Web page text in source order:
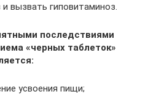
вызвать гиповитаминоз.
последствиями
«черных таблеток»
усвоения пищи;